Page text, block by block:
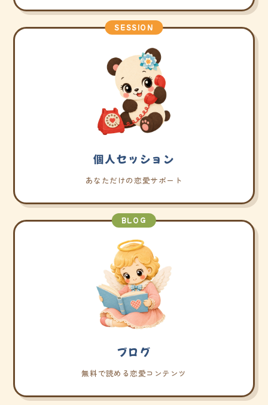
SESSION
個人セッション
あなただけの恋愛サポート
BLOG
ブログ
無料で読める恋愛コンテンツ